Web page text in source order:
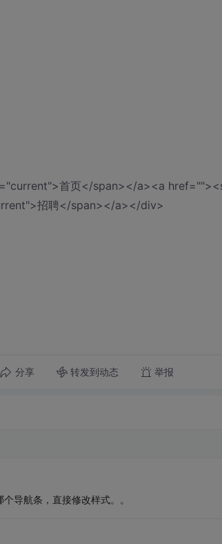
首页</span></a><a
招聘</span></a></div>
分享 转发到动态 举报
导航条，直接修改样式。。